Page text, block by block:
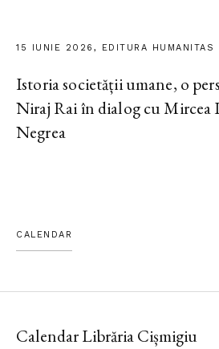
15 IUNIE 2026, EDITURA HUMANITAS
Istoria societății umane, o
Niraj Rai în dialog cu Mircea
Negrea
CALENDAR
Calendar Librăria Cișmigiu